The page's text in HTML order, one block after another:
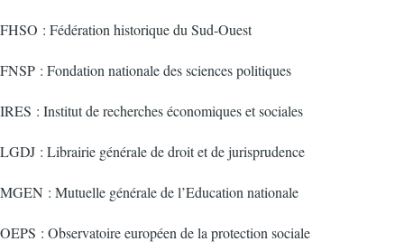
FHSO : Fédération historique du Sud-Ouest
FNSP : Fondation nationale des sciences politiques
IRES : Institut de recherches économiques et sociales
LGDJ : Librairie générale de droit et de jurisprudence
MGEN : Mutuelle générale de l’Education nationale
OEPS : Observatoire européen de la protection sociale